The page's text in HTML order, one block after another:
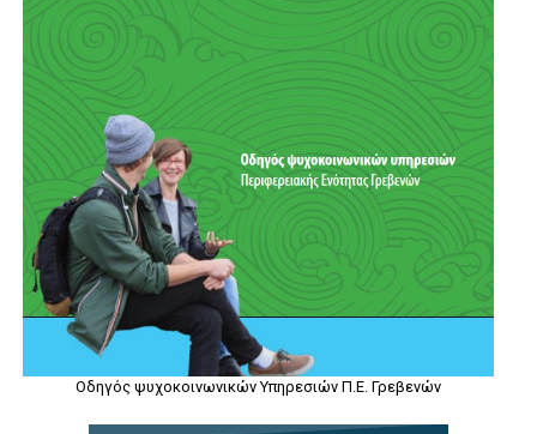
Οδηγός ψυχοκοινωνικών Υπηρεσιών Π.Ε. Γρεβενών